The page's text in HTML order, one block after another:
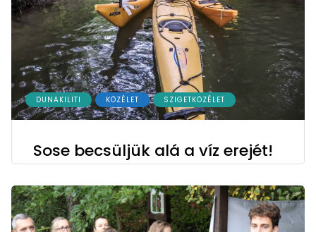
DUNAKILITI KÖZÉLET SZIGETKÖZÉLET
Sose becsüljük alá a víz erejét!